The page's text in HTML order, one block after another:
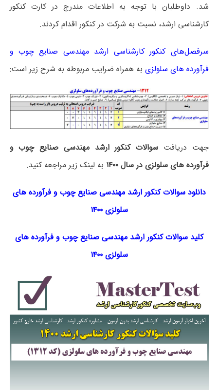
شد. داوطلبان با توجه به اطلاعات مندرج در کارت کنکور
کارشناسی ارشد، نسبت به شرکت در کنکور اقدام کردند.
سرفصل‌های کنکور کارشناسی ارشد مهندسی صنایع چوب و
فرآورده های سلولزی به همراه ضرایب مربوطه به شرح زیر است:
جهت دریافت سوالات کنکور ارشد مهندسی صنایع چوب و
فرآورده های سلولزی در سال ۱۴۰۰
به لینک زیر مراجعه کنید.
دانلود سوالات کنکور ارشد مهندسی صنایع چوب و فرآورده های
سلولزی ۱۴۰۰
کلید سوالات کنکور ارشد مهندسی صنایع چوب و فرآورده های
سلولزی ۱۴۰۰